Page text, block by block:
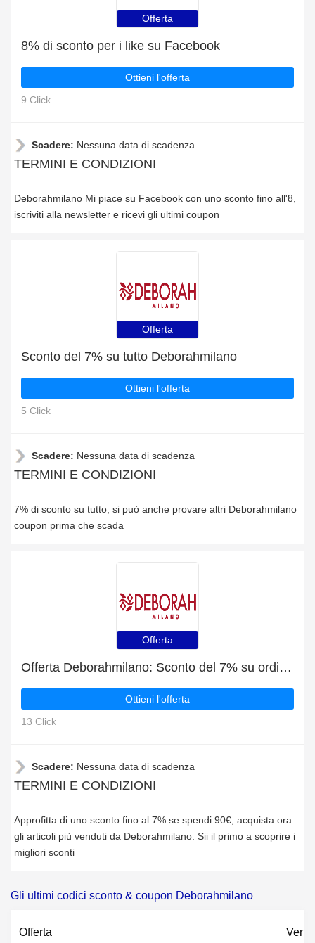
Offerta
8% di sconto per i like su Facebook
Ottieni l'offerta
9 Click
Scadere: Nessuna data di scadenza
TERMINI E CONDIZIONI
Deborahmilano Mi piace su Facebook con uno sconto fino all'8,
iscriviti alla newsletter e ricevi gli ultimi coupon
Offerta
Sconto del 7% su tutto Deborahmilano
Ottieni l'offerta
5 Click
Scadere: Nessuna data di scadenza
TERMINI E CONDIZIONI
7% di sconto su tutto, si può anche provare altri Deborahmilano
coupon prima che scada
Offerta
Offerta Deborahmilano: Sconto del 7% su ordini superiori a 90€
Ottieni l'offerta
13 Click
Scadere: Nessuna data di scadenza
TERMINI E CONDIZIONI
Approfitta di uno sconto fino al 7% se spendi 90€, acquista ora
gli articoli più venduti da Deborahmilano. Sii il primo a scoprire i
migliori sconti
Gli ultimi codici sconto & coupon Deborahmilano
Offerta